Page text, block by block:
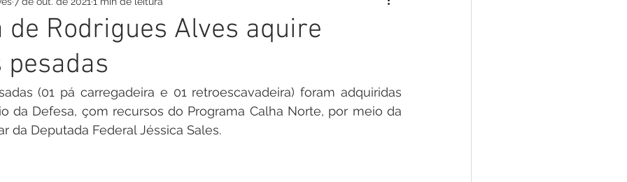
e Governo Cultura Esporte e Lazer
Campanhas
Emenda Parlamentar Nota de esclarecimento Aniv. do Município
Rodrigues Alves aquire
(01 pá carregadeira e 01 retroescavadeira) foram adquiridas
da Defesa, çom recursos do Programa Calha Norte, por meio da
da Deputada Federal Jéssica Sales.